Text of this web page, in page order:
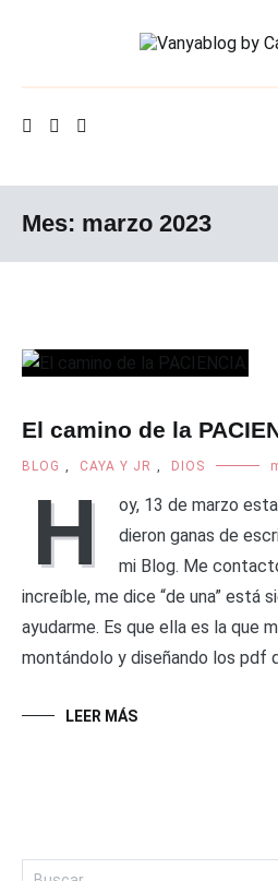
Mes: marzo 2023
El camino de la
BLOG , CAYA Y JR , DIOS
H
oy, 13 de marzo
dieron ganas de
mi Blog. Me
increíble, me dice “de una” está
ayudarme. Es que ella es la que
montándolo y diseñando los pdf
LEER MÁS
Buscar: